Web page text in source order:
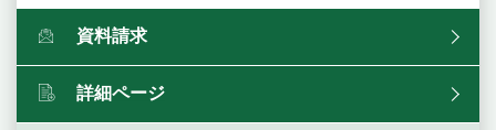
資料請求
詳細ページ